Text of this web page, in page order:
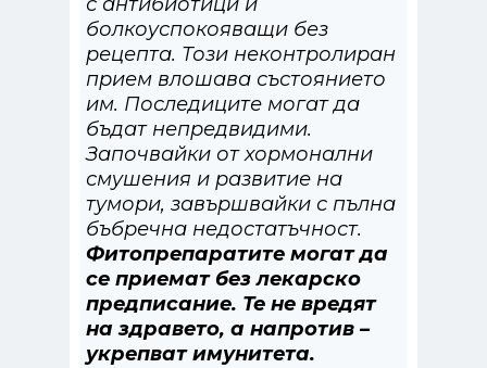
болкоуспокояващи без
рецепта. Този неконтролиран
прием влошава състоянието
им. Последиците могат да
бъдат непредвидими.
Започвайки от хормонални
смушения и развитие на
тумори, завършвайки с пълна
бъбречна недостатъчност.
Фитопрепаратите могат да
се приемат без лекарско
предписание. Те не вредят
на здравето, а напротив –
укрепват имунитета.